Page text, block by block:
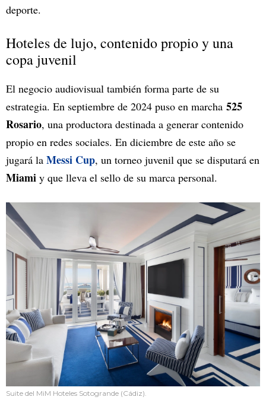
deporte.
Hoteles de lujo, contenido propio y una
copa juvenil
El negocio audiovisual también forma parte de su
estrategia. En septiembre de 2024 puso en marcha 525
Rosario, una productora destinada a generar contenido
propio en redes sociales. En diciembre de este año se
jugará la Messi Cup, un torneo juvenil que se disputará en
Miami y que lleva el sello de su marca personal.
Suite del MiM Hoteles Sotogrande (Cádiz).